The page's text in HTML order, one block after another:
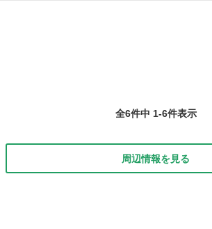
全6件中 1-6件表示
周辺情報を見る